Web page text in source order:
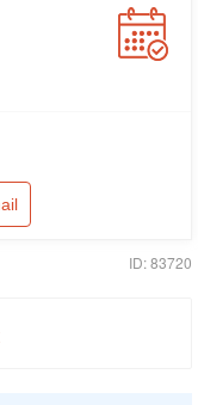
ID: 83720